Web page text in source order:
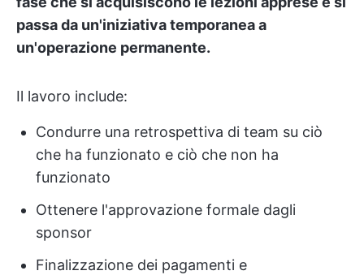
passa da un'iniziativa temporanea a
un'operazione permanente.
Il lavoro include:
Condurre una retrospettiva di team su ciò
che ha funzionato e ciò che non ha
funzionato
Ottenere l'approvazione formale dagli
sponsor
Finalizzazione dei pagamenti e